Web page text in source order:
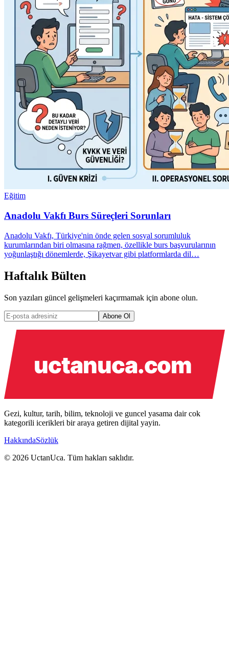
Eğitim
Anadolu Vakfı Burs Süreçleri Sorunları
Anadolu Vakfı, Türkiye'nin önde gelen sosyal sorumluluk
kurumlarından biri olmasına rağmen, özellikle burs başvurularının
yoğunlaştığı dönemlerde, Şikayetvar gibi platformlarda dil…
Haftalık Bülten
Son yazıları güncel gelişmeleri kaçırmamak için abone olun.
Abone Ol
Gezi, kultur, tarih, bilim, teknoloji ve guncel yasama dair cok
kategorili icerikleri bir araya getiren dijital yayin.
HakkındaSözlük
© 2026 UctanUca. Tüm hakları saklıdır.